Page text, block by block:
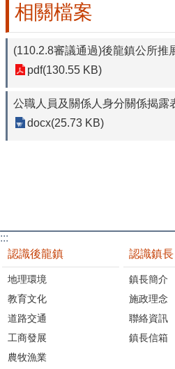
相關檔案
(110.2.8審議通過)後龍鎮公所推
pdf(130.55 KB)
公職人員及關係人身分關係揭露
docx(25.73 KB)
:::
認識後龍鎮
地理環境
教育文化
道路交通
工商發展
農牧漁業
認識鎮長
鎮長簡介
施政理念
聯絡資訊
鎮長信箱